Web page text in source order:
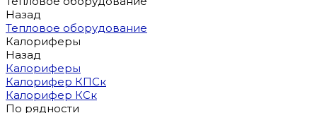
Назад
Тепловое оборудование
Калориферы
Назад
Калориферы
Калорифер КПСк
Калорифер КСк
По рядности